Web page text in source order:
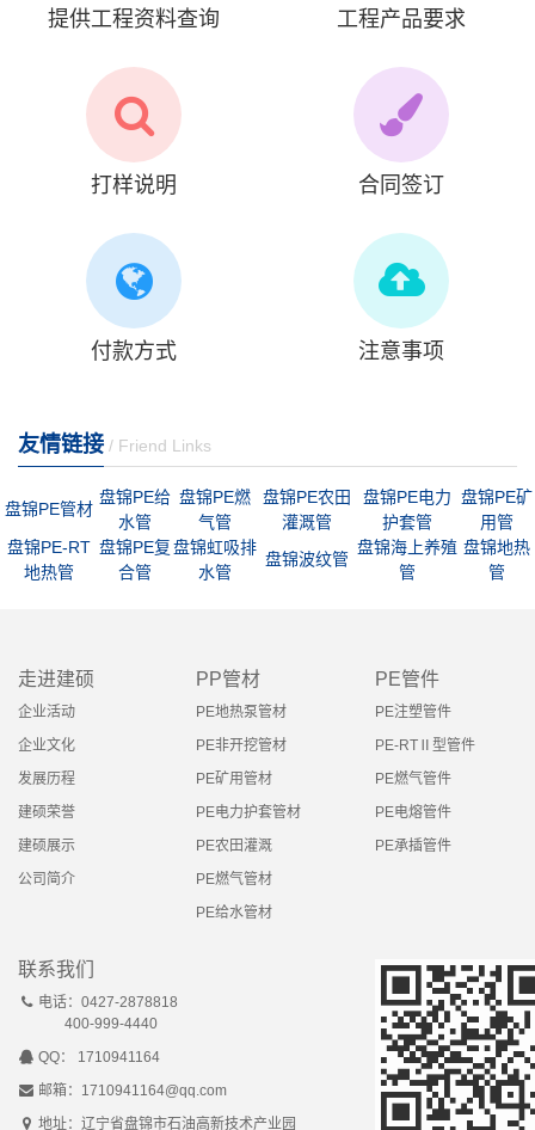
提供工程资料查询 工程产品要求
打样说明 合同签订
付款方式 注意事项
友情链接 / Friend Links
盘锦PE管材
盘锦PE给
水管
盘锦PE燃
气管
盘锦PE农田
灌溉管
盘锦PE电力
护套管
盘锦PE矿
用管
盘锦PE-RT
地热管
盘锦PE复
合管
盘锦虹吸排
水管
盘锦波纹管
盘锦海上养殖
管
盘锦地热
管
走进建硕
企业活动
企业文化
发展历程
建硕荣誉
建硕展示
公司简介
PP管材
PE地热泵管材
PE非开挖管材
PE矿用管材
PE电力护套管材
PE农田灌溉
PE燃气管材
PE给水管材
PE管件
PE注塑管件
PE-RTⅡ型管件
PE燃气管件
PE电熔管件
PE承插管件
联系我们
电话：0427-2878818
400-999-4440
QQ： 1710941164
邮箱：1710941164@qq.com
地址：辽宁省盘锦市石油高新技术产业园